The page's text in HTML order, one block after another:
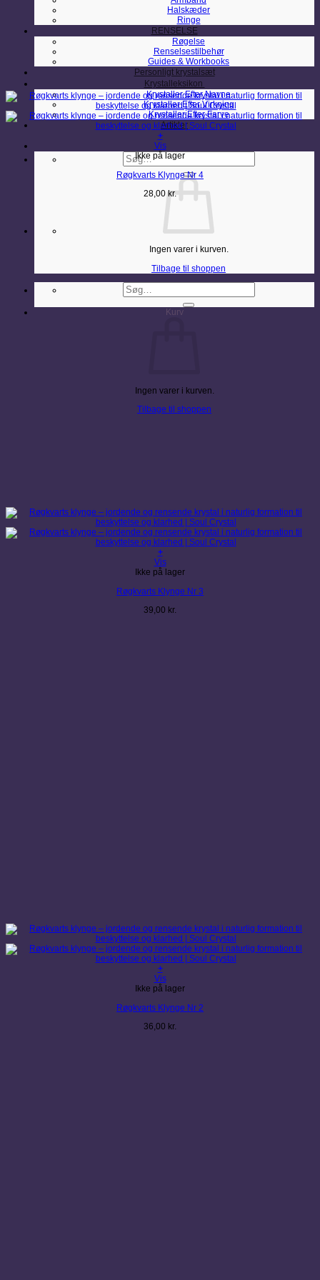
Halskæder
Ringe
RENSELSE
Røgelse
Renselsestilbehør
Guides & Workbooks
Personligt krystalsæt
Krystalleksikon
Krystaller Efter Navne
Krystaller Efter Virkning
Krystaller Efter Farve
Artikler
Søg
efter:
Ingen varer i kurven.
Tilbage til shoppen
Søg
efter:
Kurv
Ingen varer i kurven.
Tilbage til shoppen
+
Vis
Ikke på lager
Røgkvarts Klynge Nr 4
28,00kr.
+
Vis
Ikke på lager
Røgkvarts Klynge Nr 3
39,00 kr.
+
Vis
Ikke på lager
Røgkvarts Klynge Nr 2
36,00 kr.